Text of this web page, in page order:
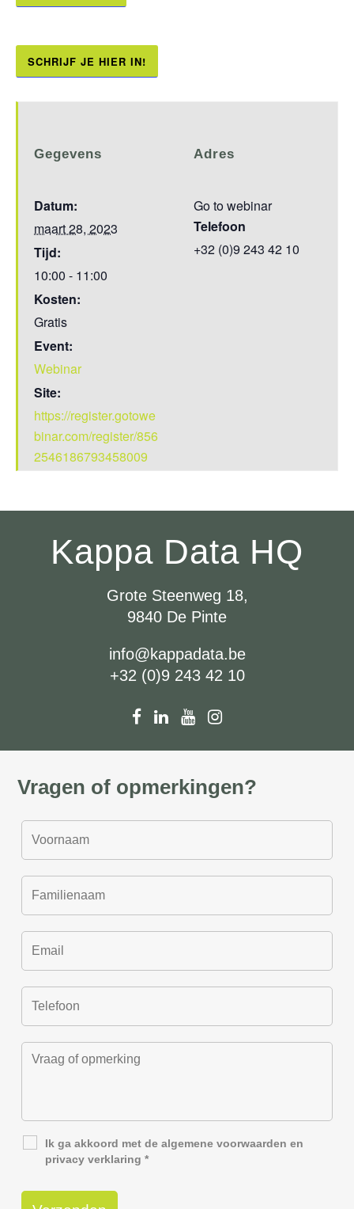
SCHRIJF JE HIER IN!
Gegevens
Datum:
maart 28, 2023
Tijd:
10:00 - 11:00
Kosten:
Gratis
Event:
Webinar
Site:
https://register.gotowe
binar.com/register/856
2546186793458009
Adres
Go to webinar
Telefoon
+32 (0)9 243 42 10
Kappa Data HQ
Grote Steenweg 18,
9840 De Pinte
info@kappadata.be
+32 (0)9 243 42 10
Vragen of opmerkingen?
Ik ga akkoord met dealgemene voorwaarden en
privacy verklaring *